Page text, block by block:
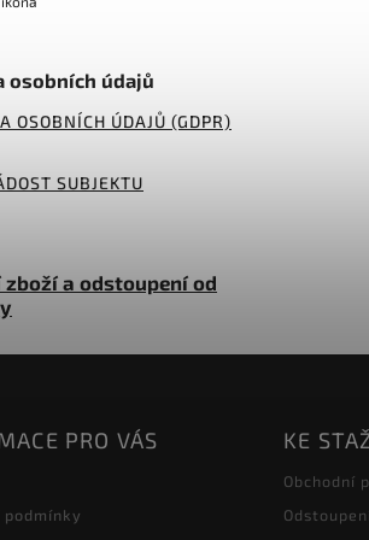
osobních údajů
OSOBNÍCH ÚDAJŮ (GDPR)
SUBJEKTU
zboží a odstoupení od
PRO VÁS
podmínky
KE
Obchodní